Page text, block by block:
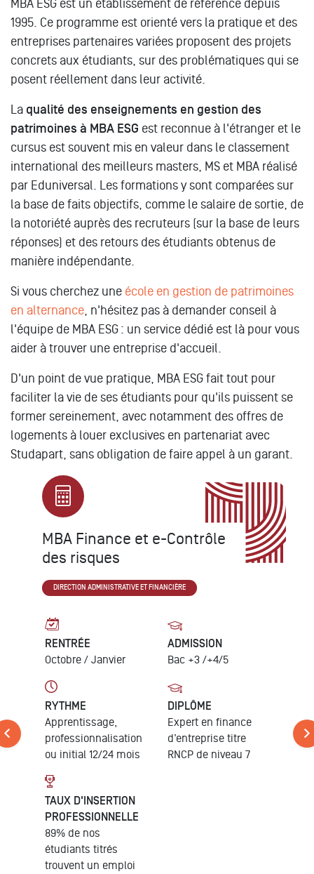
MBA ESG est un établissement de référence depuis
1995. Ce programme est orienté vers la pratique et des
entreprises partenaires variées proposent des projets
concrets aux étudiants, sur des problématiques qui se
posent réellement dans leur activité.
La qualité des enseignements en gestion des
patrimoines à MBA ESG est reconnue à l'étranger et le
cursus est souvent mis en valeur dans le classement
international des meilleurs masters, MS et MBA réalisé
par Eduniversal. Les formations y sont comparées sur
la base de faits objectifs, comme le salaire de sortie, de
la notoriété auprès des recruteurs (sur la base de leurs
réponses) et des retours des étudiants obtenus de
manière indépendante.
Si vous cherchez une école en gestion de patrimoines
en alternance , n'hésitez pas à demander conseil à
l'équipe de MBA ESG : un service dédié est là pour vous
aider à trouver une entreprise d'accueil.
D'un point de vue pratique, MBA ESG fait tout pour
faciliter la vie de ses étudiants pour qu'ils puissent se
former sereinement, avec notamment des offres de
logements à louer exclusives en partenariat avec
Studapart, sans obligation de faire appel à un garant.
MBA Finance et e-Contrôle
des risques
DIRECTION ADMINISTRATIVE ET FINANCIÈRE
RENTRÉE
Octobre / Janvier
ADMISSION
Bac +3 /+4/5
RYTHME
Apprentissage,
professionnalisation
ou initial 12/24 mois
DIPLÔME
Expert en finance
d’entreprise titre
RNCP de niveau 7
TAUX D'INSERTION
PROFESSIONNELLE
89% de nos
étudiants titrés
trouvent un emploi